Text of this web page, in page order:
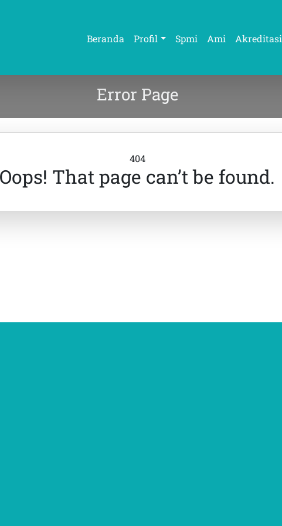
Beranda Profil Spmi Ami Akreditasi
Error Page
404
Oops! That page can’t be found.